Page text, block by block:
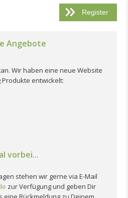
Angebote
Wir haben eine neue Website
entwickelt:
vorbei...
stehen wir gerne via E-Mail
zur Verfügung und geben Dir